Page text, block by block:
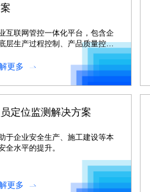
互联网管控一体化平台，包含企
层生产过程控制、产品质量控
、设备运行状态监控、能源监测与
等大量工业现场信息。
更多
员定位监测解决方案
于企业安全生产、施工建设等本
全水平的提升。
更多